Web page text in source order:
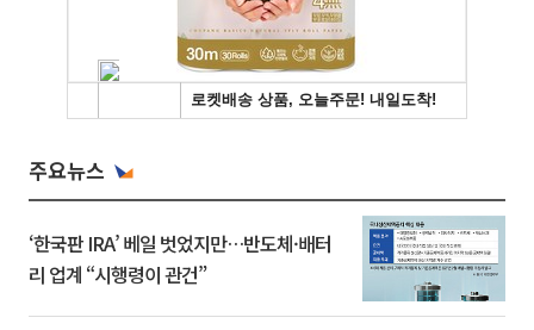
주요뉴스
‘한국판 IRA’ 베일 벗었지만…반도체·배터
리 업계 “시행령이 관건”